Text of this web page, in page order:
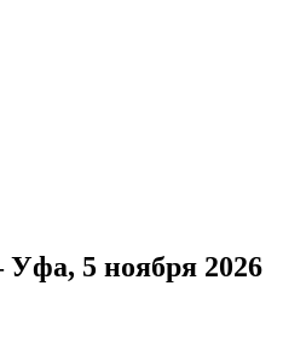
5 ноября 2026